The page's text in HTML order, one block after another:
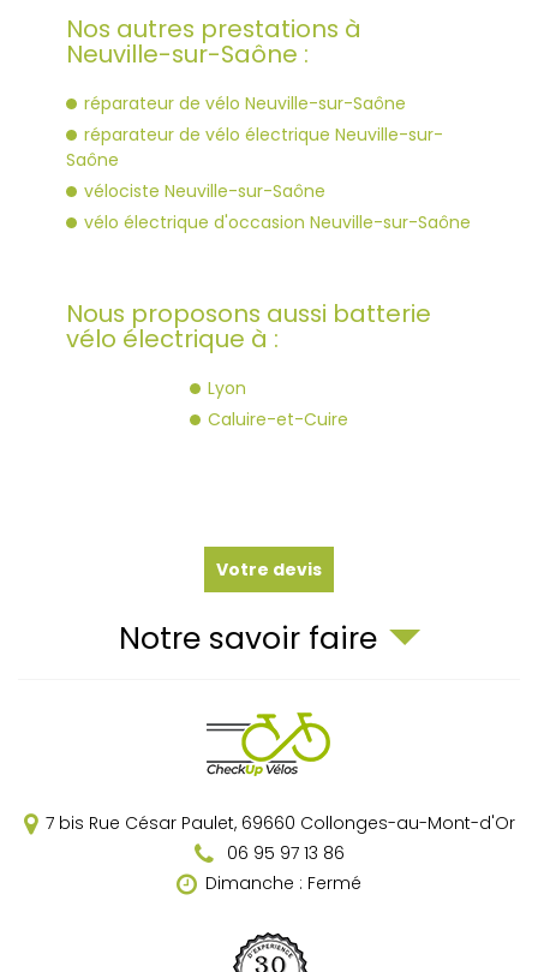
Nos autres prestations à
Neuville-sur-Saône :
réparateur de vélo Neuville-sur-Saône
réparateur de vélo électrique Neuville-sur-
Saône
vélociste Neuville-sur-Saône
vélo électrique d'occasion Neuville-sur-Saône
Nous proposons aussi batterie
vélo électrique à :
Lyon
Caluire-et-Cuire
Votre devis
Notre savoir faire
7 bis Rue César Paulet, 69660 Collonges-au-Mont-d'Or
06 95 97 13 86
Dimanche : Fermé